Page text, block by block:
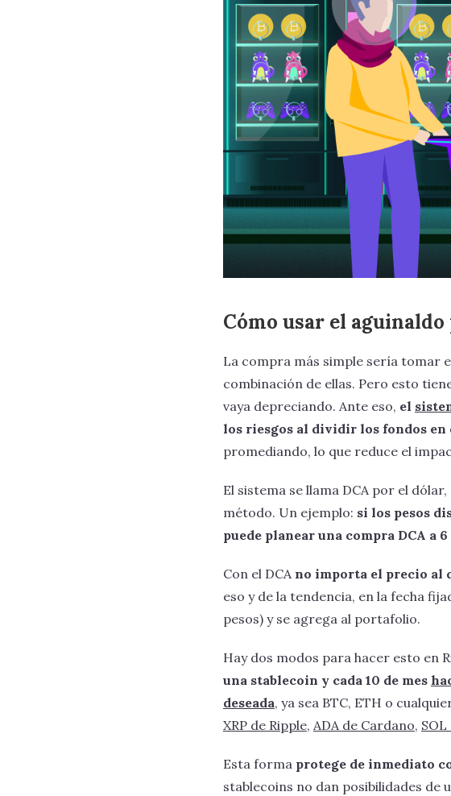
Cómo usar el
La compra más simple sería tomar
combinación de ellas. Pero esto
vaya depreciando. Ante eso, el
los riesgos al dividir los fondos en
promediando, lo que reduce el
El sistema se llama DCA por el
método. Un ejemplo: si los pesos
puede planear una compra DCA a
Con el DCA no importa el precio al
eso y de la tendencia, en la fecha
pesos) y se agrega al portafolio.
Hay dos modos para hacer esto en
una stablecoin y cada 10 de mes
deseada, ya sea BTC, ETH o
XRP de Ripple, ADA de Cardano, SOL
Esta forma protege de inmediato
stablecoins no dan posibilidades de